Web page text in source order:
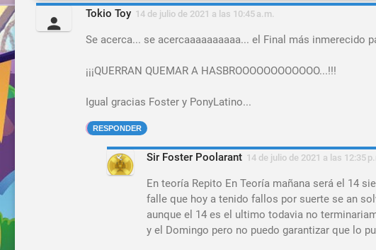
Tokio Toy 14 de julio de 2021 a las 10:45 a.m.
Se acerca... se acercaaaaaaaaaa... el Final más inmerecido
¡¡¡QUERRAN QUEMAR A HASBROOOOOOOOOOOO...!!!
Igual gracias Foster y PonyLatino...
RESPONDER
Sir Foster Poolarant 14 de julio de 2021 a las 12:35
En teoría Repito En Teoría mañana será el 14
falle que hoy a tenido fallos por suerte se an
aunque el 14 es el ultimo todavia no
y el Domingo pero no puedo garantizar que lo